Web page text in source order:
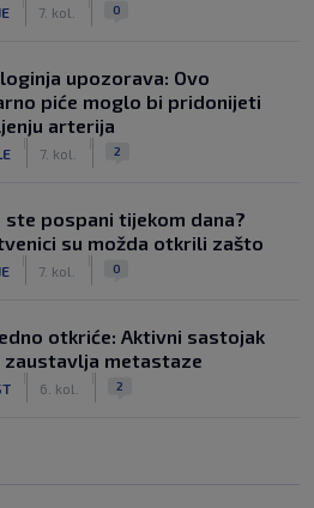
7. kol. 0
upozorava: Ovo
piće moglo bi pridonijeti
arterija
7. kol. 2
ste pospani tijekom dana?
su možda otkrili zašto
7. kol. 0
otkriće: Aktivni sastojak
zaustavlja metastaze
6. kol. 2